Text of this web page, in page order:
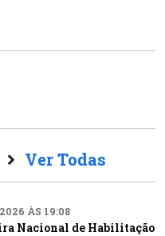
Ver Todas
ÀS 19:08
Nacional de Habilitação